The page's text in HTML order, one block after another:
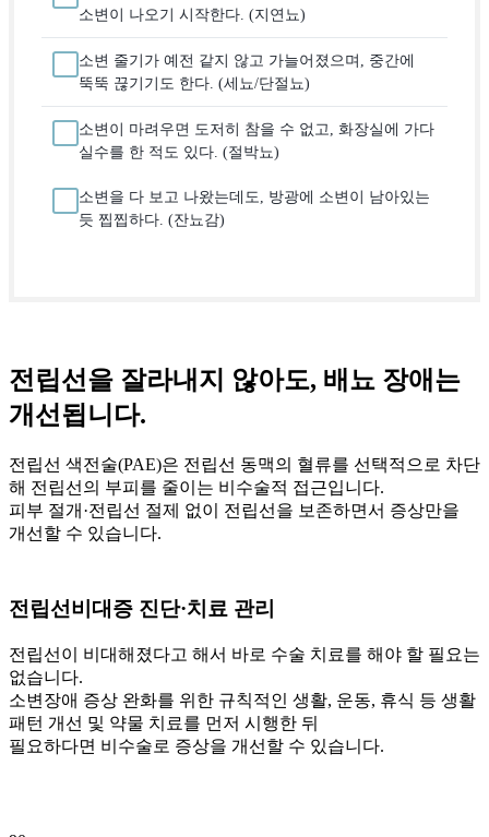
소변이 나오기 시작한다. (지연뇨)
소변 줄기가 예전 같지 않고 가늘어졌으며, 중간에
뚝뚝 끊기기도 한다. (세뇨/단절뇨)
소변이 마려우면 도저히 참을 수 없고, 화장실에 가다
실수를 한 적도 있다. (절박뇨)
소변을 다 보고 나왔는데도, 방광에 소변이 남아있는
듯 찝찝하다. (잔뇨감)
전립선을 잘라내지 않아도, 배뇨 장애는
개선됩니다.
전립선 색전술(PAE)은 전립선 동맥의 혈류를 선택적으로 차단
해 전립선의 부피를 줄이는 비수술적 접근입니다.
피부 절개·전립선 절제 없이 전립선을 보존하면서 증상만을
개선할 수 있습니다.
전립선비대증 진단·치료 관리
전립선이 비대해졌다고 해서 바로 수술 치료를 해야 할 필요는
없습니다.
소변장애 증상 완화를 위한 규칙적인 생활, 운동, 휴식 등 생활
패턴 개선 및 약물 치료를 먼저 시행한 뒤
필요하다면 비수술로 증상을 개선할 수 있습니다.